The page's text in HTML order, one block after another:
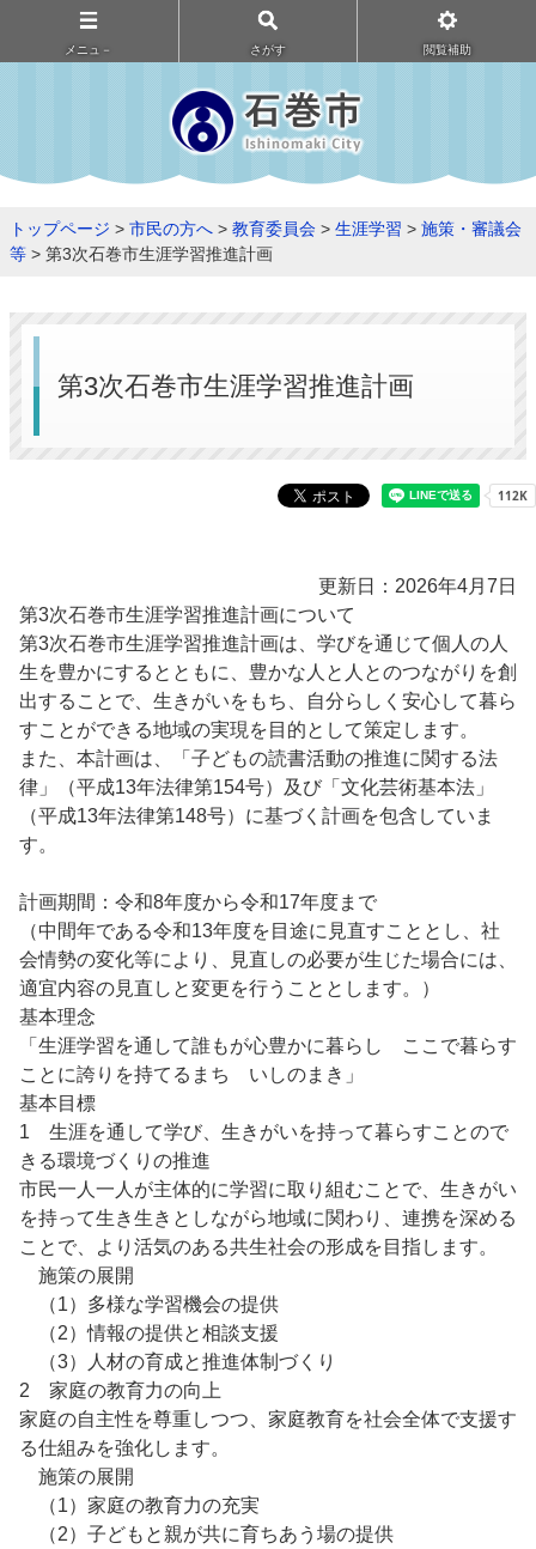
メニュ－ さがす 閲覧補助
トップページ > 市民の方へ > 教育委員会 > 生涯学習 > 施策・審議会
等 > 第3次石巻市生涯学習推進計画
第3次石巻市生涯学習推進計画
更新日：2026年4月7日
第3次石巻市生涯学習推進計画について
第3次石巻市生涯学習推進計画は、学びを通じて個人の人
生を豊かにするとともに、豊かな人と人とのつながりを創
出することで、生きがいをもち、自分らしく安心して暮ら
すことができる地域の実現を目的として策定します。
また、本計画は、「子どもの読書活動の推進に関する法
律」（平成13年法律第154号）及び「文化芸術基本法」
（平成13年法律第148号）に基づく計画を包含していま
す。
計画期間：令和8年度から令和17年度まで
（中間年である令和13年度を目途に見直すこととし、社
会情勢の変化等により、見直しの必要が生じた場合には、
適宜内容の見直しと変更を行うこととします。）
基本理念
「生涯学習を通して誰もが心豊かに暮らし ここで暮らす
ことに誇りを持てるまち いしのまき」
基本目標
1 生涯を通して学び、生きがいを持って暮らすことので
きる環境づくりの推進
市民一人一人が主体的に学習に取り組むことで、生きがい
を持って生き生きとしながら地域に関わり、連携を深める
ことで、より活気のある共生社会の形成を目指します。
施策の展開
（1）多様な学習機会の提供
（2）情報の提供と相談支援
（3）人材の育成と推進体制づくり
2 家庭の教育力の向上
家庭の自主性を尊重しつつ、家庭教育を社会全体で支援す
る仕組みを強化します。
施策の展開
（1）家庭の教育力の充実
（2）子どもと親が共に育ちあう場の提供